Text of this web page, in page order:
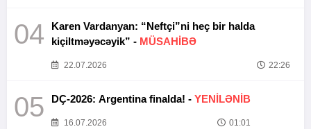
04
Karen Vardanyan: “Neftçi”ni heç bir halda
kiçiltməyəcəyik” - MÜSAHİBƏ
22.07.2026 22:26
05 DÇ-2026: Argentina finalda! - YENİLƏNİB
16.07.2026 01:01